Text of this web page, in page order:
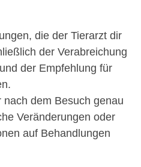
die der Tierarzt dir
der Verabreichung
der Empfehlung für
nach dem Besuch genau
Veränderungen oder
auf Behandlungen